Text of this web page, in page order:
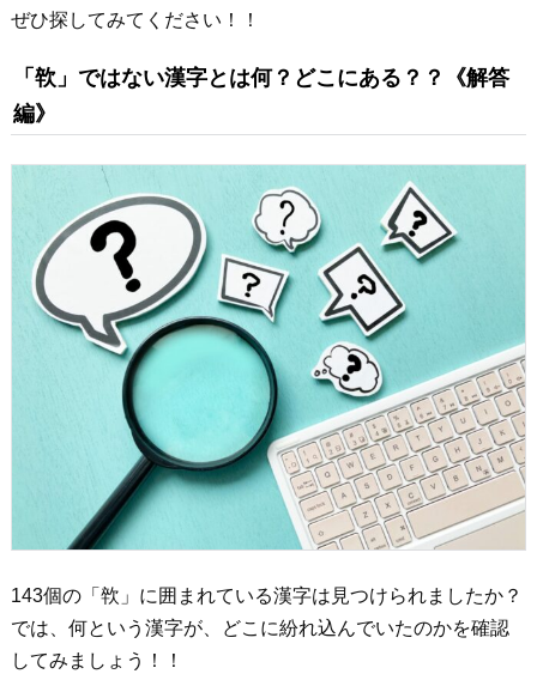
ぜひ探してみてください！！
「㰵」ではない漢字とは何？どこにある？？《解答
編》
143個の「㰵」に囲まれている漢字は見つけられましたか？
では、何という漢字が、どこに紛れ込んでいたのかを確認
してみましょう！！